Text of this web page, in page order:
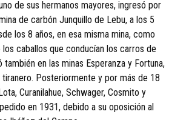
de sus hermanos mayores, ingresó por
de carbón Junquillo de Lebu, a los 5
los 8 años, en esa misma mina, como
los caballos que conducían los carros de
también en las minas Esperanza y Fortuna,
Posteriormente y por más de 18
Curanilahue, Schwager, Cosmito y
en 1931, debido a su oposición al